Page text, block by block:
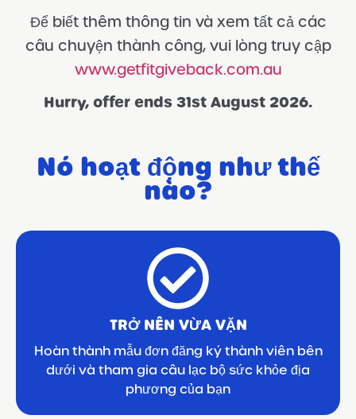
Để biết thêm thông tin và xem tất cả các
câu chuyện thành công, vui lòng truy cập
www.getfitgiveback.com.au
Hurry, offer ends 31st August 2026.
Nó hoạt động như thế
nào?
TRỞ NÊN VỪA VẶN
Hoàn thành mẫu đơn đăng ký thành viên bên
dưới và tham gia câu lạc bộ sức khỏe địa
phương của bạn